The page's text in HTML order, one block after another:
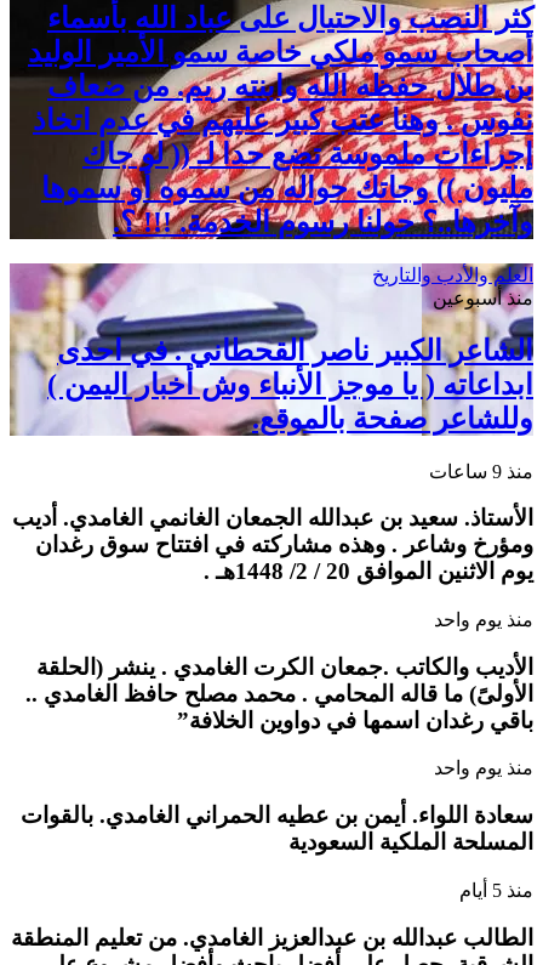
كثر النصب والاحتيال على عباد الله بأسماء
أصحاب سمو ملكي خاصة سمو الأمير الوليد
بن طلال حفظه الله وابنته ريم. من ضعاف
نفوس . وهنا عتب كبير عليهم في عدم اتخاذ
إجراءات ملموسة تضع حدا لـ (( لو جاك
مليون )) وجاتك حواله من سموه أو سموها
وآخرها..؟ حولنا رسوم الخدمة. !!! ؟.
العلم والأدب والتاريخ
منذ أسبوعين
الشاعر الكبير ناصر القحطاني . في احدى
ابداعاته ( يا موجز الأنباء وش أخبار اليمن )
وللشاعر صفحة بالموقع.
منذ 9 ساعات
الأستاذ. سعيد بن عبدالله الجمعان الغانمي الغامدي. أديب
ومؤرخ وشاعر . وهذه مشاركته في افتتاح سوق رغدان
يوم الاثنين الموافق 20 / 2/ 1448هـ .
منذ يوم واحد
الأديب والكاتب .جمعان الكرت الغامدي . ينشر (الحلقة
الأولىً) ما قاله المحامي . محمد مصلح حافظ الغامدي ..
باقي رغدان اسمها في دواوين الخلافة”
منذ يوم واحد
سعادة اللواء. أيمن بن عطيه الحمراني الغامدي. بالقوات
المسلحة الملكية السعودية
منذ 5 أيام
الطالب عبدالله بن عبدالعزيز الغامدي. من تعليم المنطقة